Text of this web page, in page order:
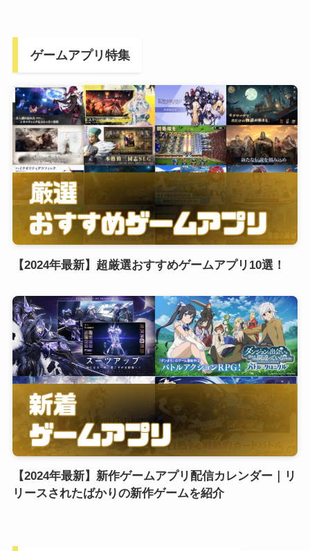
ゲームアプリ特集
【2024年最新】超厳選おすすめゲームアプリ10選！
【2024年最新】新作ゲームアプリ配信カレンダー｜リ
リースされたばかりの新作ゲームを紹介